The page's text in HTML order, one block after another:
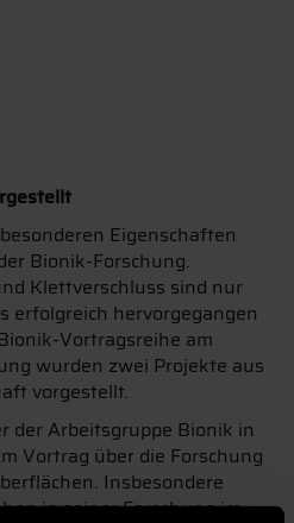
Eigenschaften
Bionik-Forschung.
Klettverschluss sind nur
erfolgreich hervorgegangen
Vortragsreihe am
wurden zwei Projekte aus
vorgestellt.
der Arbeitsgruppe Bionik in
Vortrag über die Forschung
Insbesondere
in seiner Forschung im